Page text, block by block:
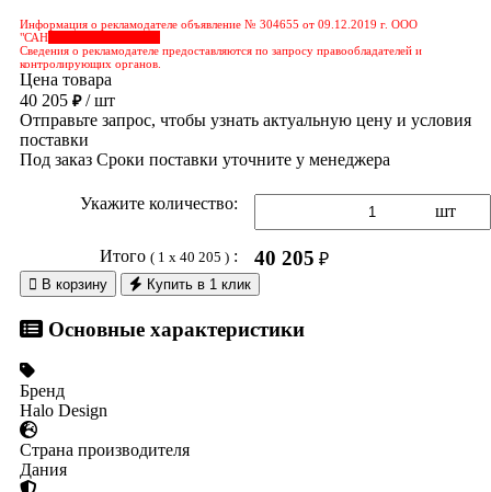
Информация о рекламодателе объявление № 304655 от 09.12.2019 г. ООО
"САН
Сведения о рекламодателе предоставляются по запросу правообладателей и
контролирующих органов.
Цена товара
40 205 ₽/ шт
Отправьте запрос, чтобы узнать актуальную цену и условия
поставки
Под заказ Сроки поставки уточните у менеджера
Укажите количество: шт
Итого ( 1 x 40 205 ): 40 205 ₽
 В корзину Купить в 1 клик
Основные характеристики
Бренд
Halo Design
Страна производителя
Дания